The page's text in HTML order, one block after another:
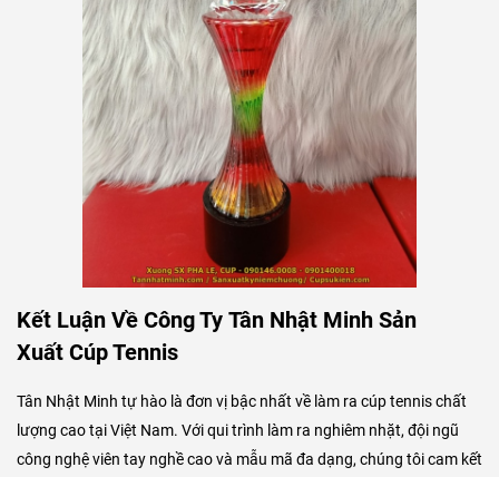
Kết Luận Về Công Ty Tân Nhật Minh Sản
Xuất Cúp Tennis
Tân Nhật Minh tự hào là đơn vị bậc nhất về làm ra cúp tennis chất
lượng cao tại Việt Nam. Với qui trình làm ra nghiêm nhặt, đội ngũ
công nghệ viên tay nghề cao và mẫu mã đa dạng, chúng tôi cam kết